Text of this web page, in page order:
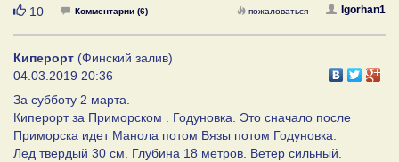
Нравится
10 Комментарии (6) Igorhan1
пожаловаться
Киперорт (Финский залив)
04.03.2019 20:36
За субботу 2 марта.
Киперорт за Приморском . Годуновка. Это сначало после
Приморска идет Манола потом Вязы потом Годуновка.
Лед твердый 30 см. Глубина 18 метров. Ветер сильный.